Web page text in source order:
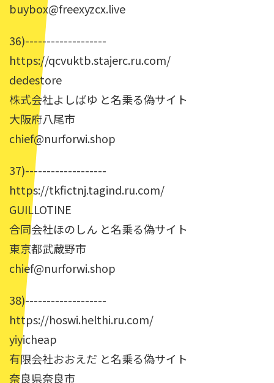
buybox@freexyzcx.live
36)-------------------
https://qcvuktb.stajerc.ru.com/
dedestore
株式会社よしばゆ と名乗る偽サイト
大阪府八尾市
chief@nurforwi.shop
37)-------------------
https://tkfictnj.tagind.ru.com/
GUILLOTINE
合同会社ほのしん と名乗る偽サイト
東京都武蔵野市
chief@nurforwi.shop
38)-------------------
https://hoswi.helthi.ru.com/
yiyicheap
有限会社おおえだ と名乗る偽サイト
奈良県奈良市